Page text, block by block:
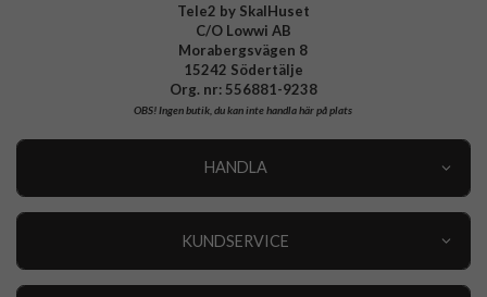
Tele2 by SkalHuset
C/O Lowwi AB
Morabergsvägen 8
15242 Södertälje
Org. nr: 556881-9238
OBS!Ingen butik, du kan inte handla här på plats
HANDLA
KUNDSERVICE